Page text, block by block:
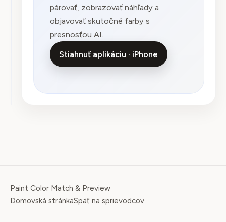
párovať, zobrazovať náhľady a
objavovať skutočné farby s
presnosťou AI.
Stiahnuť aplikáciu · iPhone
Paint Color Match & Preview
Domovská stránkaSpäť na sprievodcov